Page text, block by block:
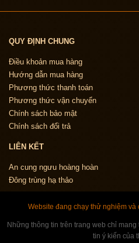
QUY ĐỊNH CHUNG
Điều khoản mua hàng
Hướng dẫn mua hàng
Phương thức thanh toán
Phương thức vận chuyển
Chính sách bảo mật
Chính sách đổi trả
LIÊN KẾT
An cung ngưu hoàng hoàn
Đông trùng hạ thảo
Website đang chạy thử nghiệm và
Những thông tin trên trang web chỉ
tin ý kiến của